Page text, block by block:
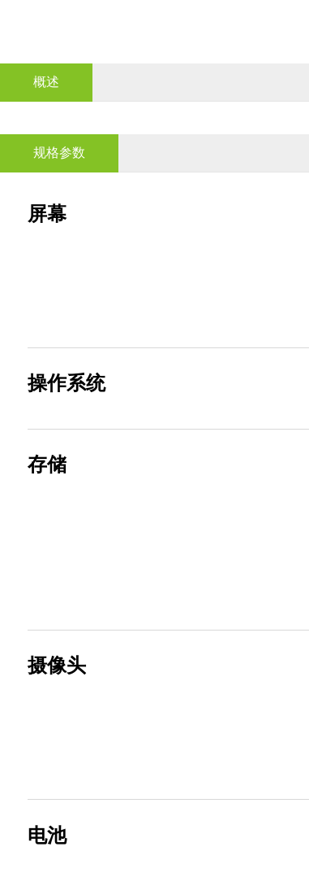
概述
规格参数
屏幕
操作系统
存储
摄像头
电池